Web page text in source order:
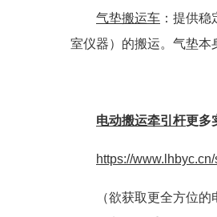
气垫搬运车 ：提供
室仪器）的搬运。气垫本
电动搬运牵引杆更多
https://
（欲获取更全方位